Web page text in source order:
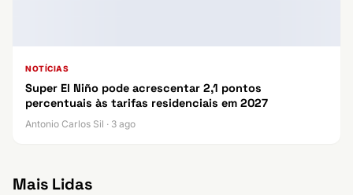
NOTÍCIAS
Super El Niño pode acrescentar 2,1 pontos
percentuais às tarifas residenciais em 2027
Antonio Carlos Sil · 3 ago
Mais Lidas